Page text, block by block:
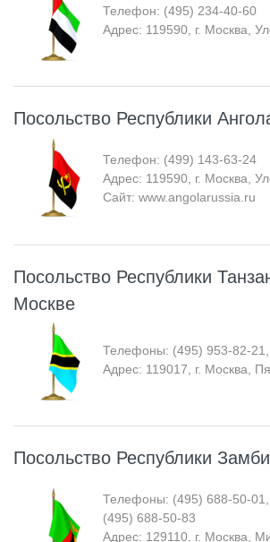
Телефон: (495) 234-40-60
Адрес: 119590, г. Москва,
Посольство Республики
Телефон: (499) 143-63-24
Адрес: 119590, г. Москва,
Сайт: www.angolarussia.ru
Посольство Республики
Москве
Телефоны: (495) 953-82-
Адрес: 119017, г. Москва,
Посольство Республики
Телефоны: (495) 688-50-01,
(495) 688-50-83
Адрес: 129110, г. Москва,